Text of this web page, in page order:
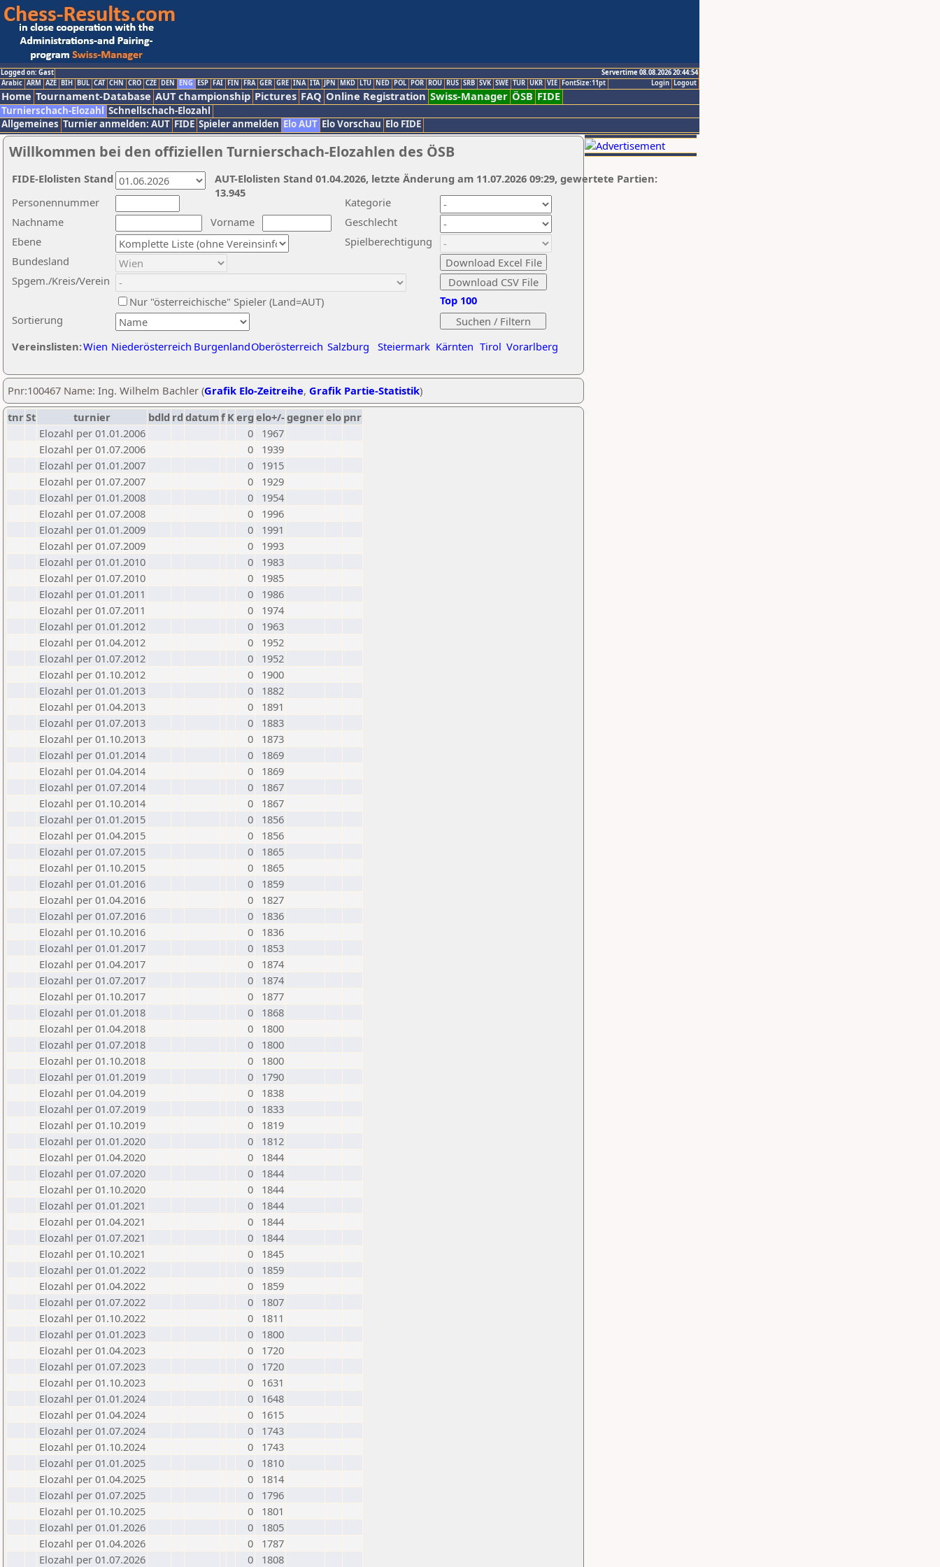
Logged on: Gast
Servertime 08.08.2026 20:44:54
Logout
Login
Arabic ARM AZE BIH BUL CAT CHN CRO CZE DEN ENG ESP FAI FIN FRA GER GRE INA ITA JPN MKD LTU NED POL POR ROU RUS SRB SVK SWE TUR UKR VIE FontSize:11pt
Home Tournament-Database AUT championship Pictures FAQ Online Registration Swiss-Manager ÖSB FIDE
Turnierschach-Elozahl Schnellschach-Elozahl
Allgemeines Turnier anmelden: AUT FIDE Spieler anmelden Elo AUT Elo Vorschau Elo FIDE
Willkommen bei den offiziellen Turnierschach-Elozahlen des ÖSB
Nachname
Vorname
Ebene
Kategorie
Sortierung
Personennummer
Bundesland
Spgem./Kreis/Verein
Geschlecht
Nur "österreichische" Spieler (Land=AUT)
Spielberechtigung
Vereinslisten:Wien Niederösterreich BurgenlandOberösterreich Salzburg Steiermark Kärnten Tirol Vorarlberg
Top 100
AUT-Elolisten Stand 01.04.2026, letzte Änderung am 11.07.2026 09:29, gewertete Partien:
13.945
FIDE-Elolisten Stand
Pnr:100467 Name: Ing. Wilhelm Bachler (Grafik Elo-Zeitreihe, Grafik Partie-Statistik)
tnrSt turnier bdld rd datumf Kerg elo+/-gegnerelo pnr
Elozahl per 01.01.2006
0
1967
Elozahl per 01.07.2006
0
1939
Elozahl per 01.01.2007
0
1915
Elozahl per 01.07.2007
0
1929
Elozahl per 01.01.2008
0
1954
Elozahl per 01.07.2008
0
1996
Elozahl per 01.01.2009
0
1991
Elozahl per 01.07.2009
0
1993
Elozahl per 01.01.2010
0
1983
Elozahl per 01.07.2010
0
1985
Elozahl per 01.01.2011
0
1986
Elozahl per 01.07.2011
0
1974
Elozahl per 01.01.2012
0
1963
Elozahl per 01.04.2012
0
1952
Elozahl per 01.07.2012
0
1952
Elozahl per 01.10.2012
0
1900
Elozahl per 01.01.2013
0
1882
Elozahl per 01.04.2013
0
1891
Elozahl per 01.07.2013
0
1883
Elozahl per 01.10.2013
0
1873
Elozahl per 01.01.2014
0
1869
Elozahl per 01.04.2014
0
1869
Elozahl per 01.07.2014
0
1867
Elozahl per 01.10.2014
0
1867
Elozahl per 01.01.2015
0
1856
Elozahl per 01.04.2015
0
1856
Elozahl per 01.07.2015
0
1865
Elozahl per 01.10.2015
0
1865
Elozahl per 01.01.2016
0
1859
Elozahl per 01.04.2016
0
1827
Elozahl per 01.07.2016
0
1836
Elozahl per 01.10.2016
0
1836
Elozahl per 01.01.2017
0
1853
Elozahl per 01.04.2017
0
1874
Elozahl per 01.07.2017
0
1874
Elozahl per 01.10.2017
0
1877
Elozahl per 01.01.2018
0
1868
Elozahl per 01.04.2018
0
1800
Elozahl per 01.07.2018
0
1800
Elozahl per 01.10.2018
0
1800
Elozahl per 01.01.2019
0
1790
Elozahl per 01.04.2019
0
1838
Elozahl per 01.07.2019
0
1833
Elozahl per 01.10.2019
0
1819
Elozahl per 01.01.2020
0
1812
Elozahl per 01.04.2020
0
1844
Elozahl per 01.07.2020
0
1844
Elozahl per 01.10.2020
0
1844
Elozahl per 01.01.2021
0
1844
Elozahl per 01.04.2021
0
1844
Elozahl per 01.07.2021
0
1844
Elozahl per 01.10.2021
0
1845
Elozahl per 01.01.2022
0
1859
Elozahl per 01.04.2022
0
1859
Elozahl per 01.07.2022
0
1807
Elozahl per 01.10.2022
0
1811
Elozahl per 01.01.2023
0
1800
Elozahl per 01.04.2023
0
1720
Elozahl per 01.07.2023
0
1720
Elozahl per 01.10.2023
0
1631
Elozahl per 01.01.2024
0
1648
Elozahl per 01.04.2024
0
1615
Elozahl per 01.07.2024
0
1743
Elozahl per 01.10.2024
0
1743
Elozahl per 01.01.2025
0
1810
Elozahl per 01.04.2025
0
1814
Elozahl per 01.07.2025
0
1796
Elozahl per 01.10.2025
0
1801
Elozahl per 01.01.2026
0
1805
Elozahl per 01.04.2026
0
1787
Elozahl per 01.07.2026
0 1808